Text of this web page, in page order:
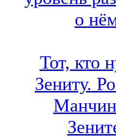
о
Тот, кто
Зениту.